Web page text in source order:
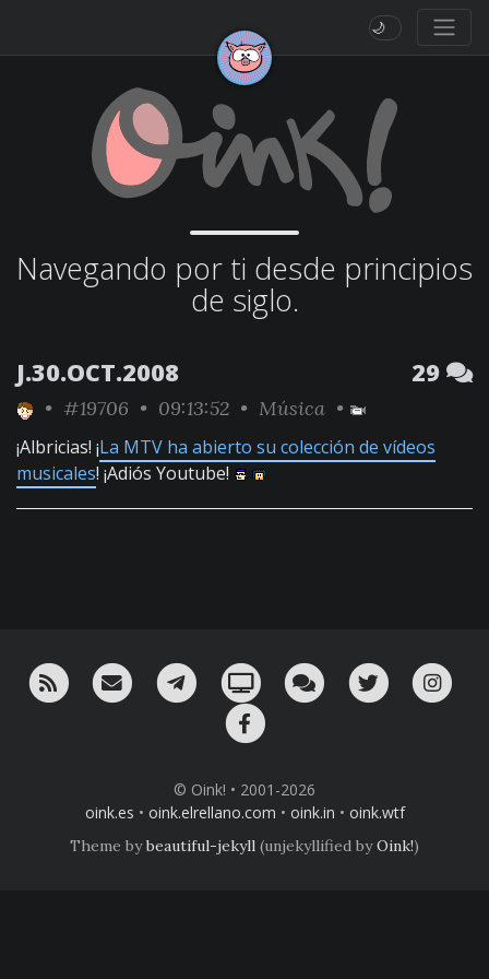
🌙
Navegando por ti desde principios
de siglo.
J.30.OCT.2008 29
• #19706 • 09:13:52 • Música •
¡Albricias! ¡La MTV ha abierto su colección de vídeos
musicales! ¡Adiós Youtube!
RSS ¡Mándame un email!¡Nuestro canal en Telegram!
Oink! TV Charla con nosotros
Twitter
© Oink! • 2001-2026
oink.es • oink.elrellano.com • oink.in • oink.wtf
Theme bybeautiful-jekyll (unjekyllified byOink!)